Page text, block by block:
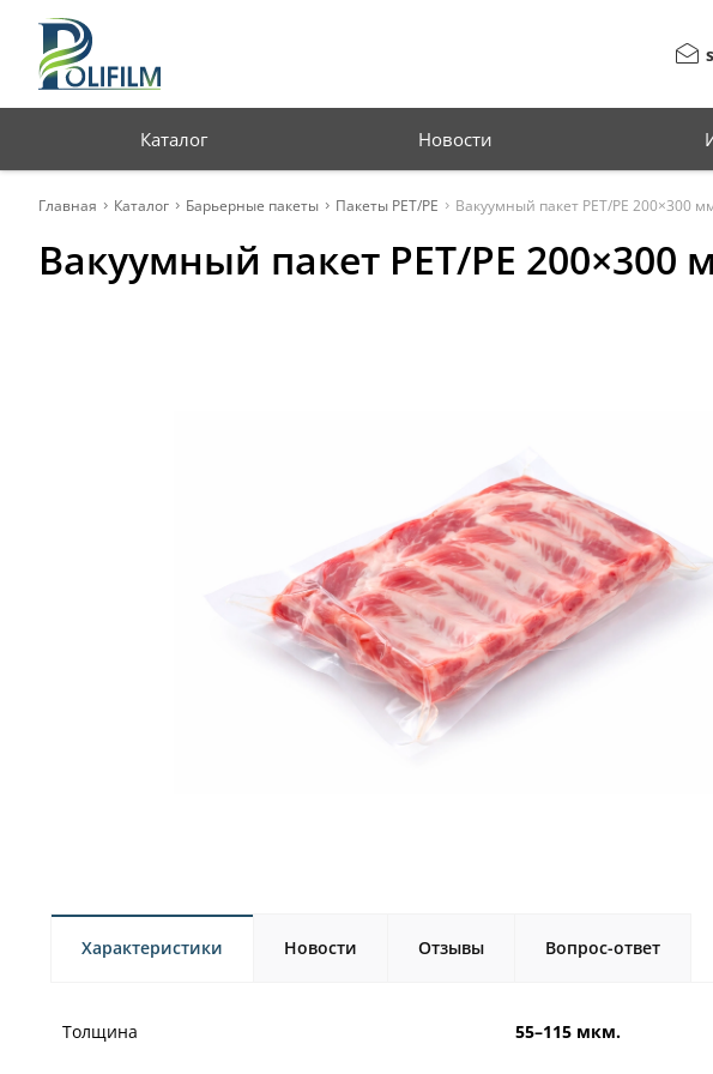
Каталог Новости
Главная Каталог Барьерные пакеты Пакеты PET/PE Вакуумный пакет PET/PE 200×300
Вакуумный пакет PET/PE
Характеристики Новости Отзывы Вопрос-ответ
Толщина 55–115 мкм.